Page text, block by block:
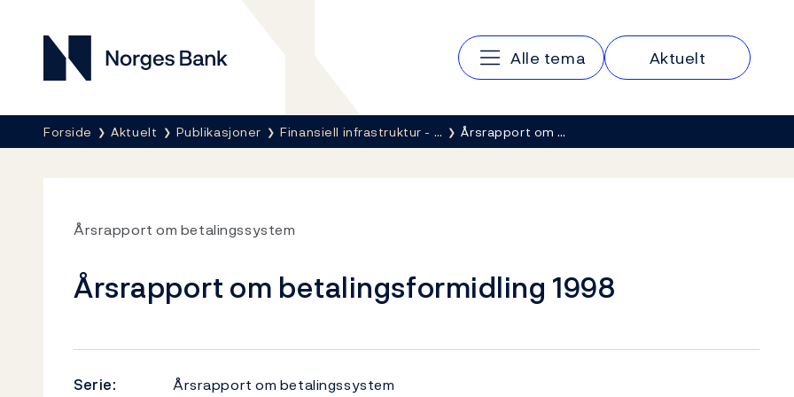
Norges Bank
Hovedmeny
Alle tema Aktuelt
Her er du nå:
Forside Aktuelt Publikasjoner Finansiell infrastruktur - … Årsrapport om …
Årsrapport om betalingssystem
Årsrapport om betalingsformidling 1998
Serie:
Årsrapport om betalingssystem